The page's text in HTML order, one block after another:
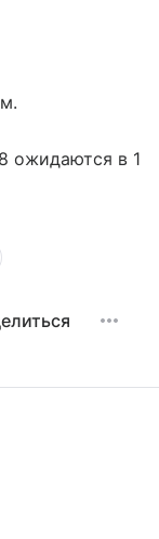
ожидаются в 1